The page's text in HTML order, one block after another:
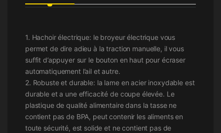
1. Hachoir électrique: le broyeur électrique vous
permet de dire adieu à la traction manuelle, il vous
suffit d’appuyer sur le bouton en haut pour écraser
automatiquement l’ail et autre.
2. Robuste et durable: la lame en acier inoxydable est
durable et a une efficacité de coupe élevée. Le
plastique de qualité alimentaire dans la tasse ne
contient pas de BPA, peut contenir les aliments en
toute sécurité, est solide et ne contient pas de